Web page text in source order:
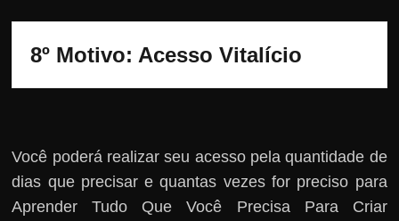
8º Motivo: Acesso Vitalício
Você poderá realizar seu acesso pela quantidade de
dias que precisar e quantas vezes for preciso para
Aprender Tudo Que Você Precisa Para Criar